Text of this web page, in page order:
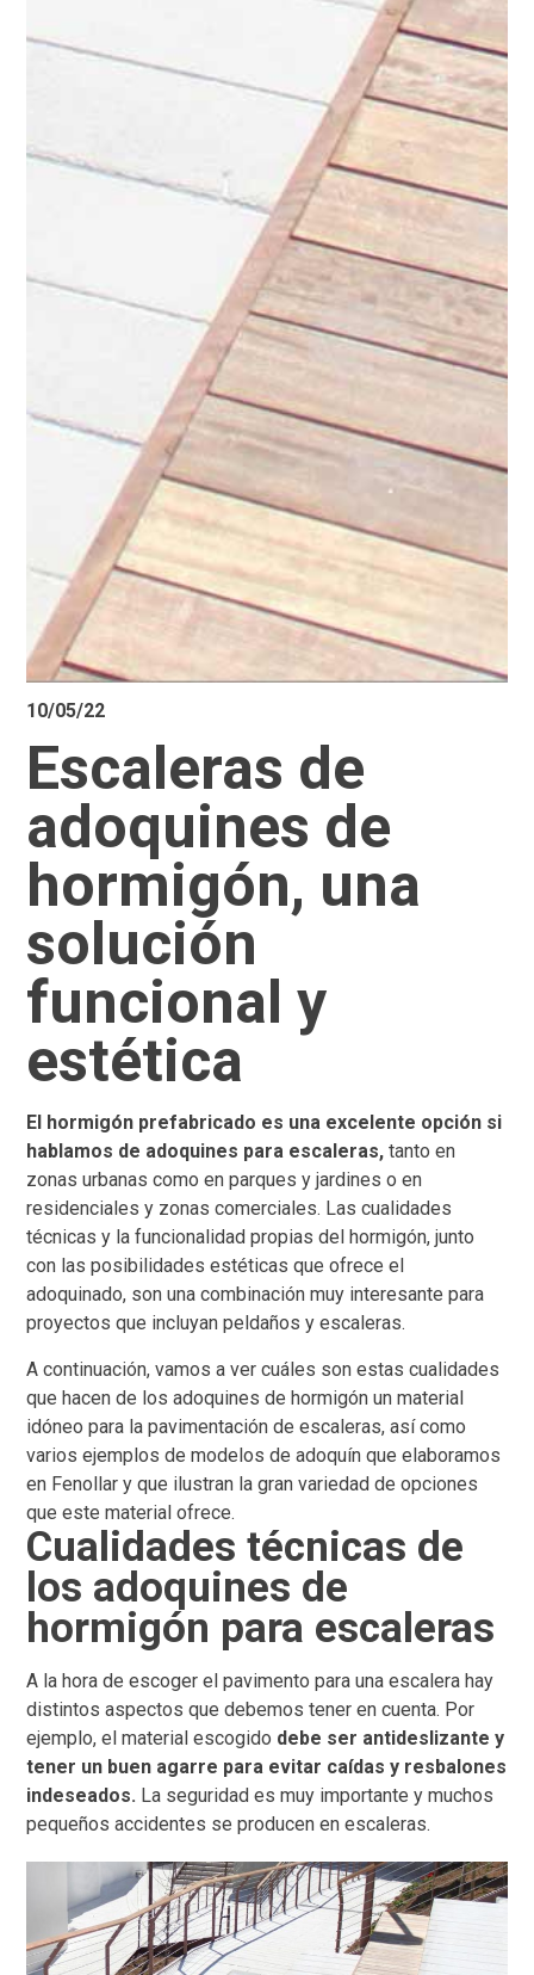
10/05/22
Escaleras de
adoquines de
hormigón, una
solución
funcional y
estética
El hormigón prefabricado es una excelente opción si
hablamos de adoquines para escaleras,tanto en
zonas urbanas como en parques y jardines o en
residenciales y zonas comerciales. Las cualidades
técnicas y la funcionalidad propias del hormigón, junto
con las posibilidades estéticas que ofrece el
adoquinado, son una combinación muy interesante para
proyectos que incluyan peldaños y escaleras.
A continuación, vamos a ver cuáles son estas cualidades
que hacen de los adoquines de hormigón un material
idóneo para la pavimentación de escaleras, así como
varios ejemplos de modelos de adoquín que elaboramos
en Fenollar y que ilustran la gran variedad de opciones
que este material ofrece.
Cualidades técnicas de
los adoquines de
hormigón para escaleras
A la hora de escoger el pavimento para una escalera hay
distintos aspectos que debemos tener en cuenta. Por
ejemplo, el material escogido debe ser antideslizante y
tener un buen agarre para evitar caídas y resbalones
indeseados. La seguridad es muy importante y muchos
pequeños accidentes se producen en escaleras.